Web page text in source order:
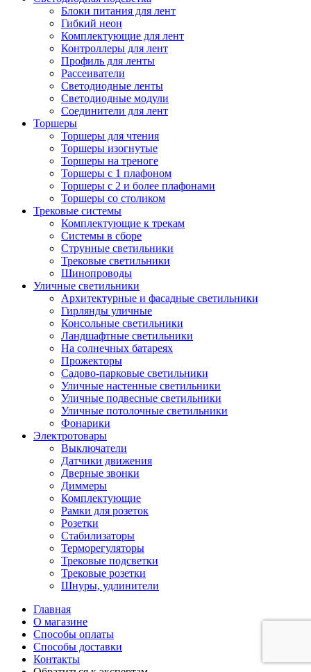
Блоки питания для лент
Гибкий неон
Комплектующие для лент
Контроллеры для лент
Профиль для ленты
Рассеиватели
Светодиодные ленты
Светодиодные модули
Соединители для лент
Торшеры
Торшеры для чтения
Торшеры изогнутые
Торшеры на треноге
Торшеры с 1 плафоном
Торшеры с 2 и более плафонами
Торшеры со столиком
Трековые системы
Комплектующие к трекам
Системы в сборе
Струнные светильники
Трековые светильники
Шинопроводы
Уличные светильники
Архитектурные и фасадные светильники
Гирлянды уличные
Консольные светильники
Ландшафтные светильники
На солнечных батареях
Прожекторы
Садово-парковые светильники
Уличные настенные светильники
Уличные подвесные светильники
Уличные потолочные светильники
Фонарики
Электротовары
Выключатели
Датчики движения
Дверные звонки
Диммеры
Комплектующие
Рамки для розеток
Розетки
Стабилизаторы
Терморегуляторы
Трековые подсветки
Трековые розетки
Шнуры, удлинители
Главная
О магазине
Способы оплаты
Способы доставки
Контакты